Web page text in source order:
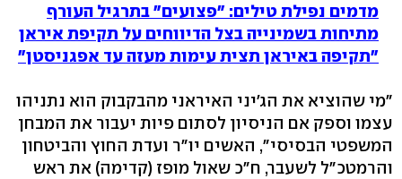
מדמים נפילת טילים: "פצועים" בתרגיל העורף
מתיחות בשמינייה בצל הדיווחים על תקיפת איראן
"תקיפה באיראן תצית עימות מעזה עד אפגניסטן"
"מי שהוציא את הג'יני האיראני מהבקבוק הוא נתניהו
עצמו וספק אם הניסיון לסתום פיות יעבור את המבחן
המשפטי הבסיסי", האשים יו"ר ועדת החוץ והביטחון
והרמטכ"ל לשעבר, ח"כ שאול מופז (קדימה) את ראש